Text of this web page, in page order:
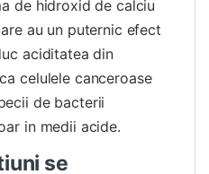
de hidroxid de calciu
au un puternic efect
aciditatea din
celulele canceroase
de bacterii
in medii acide.
se